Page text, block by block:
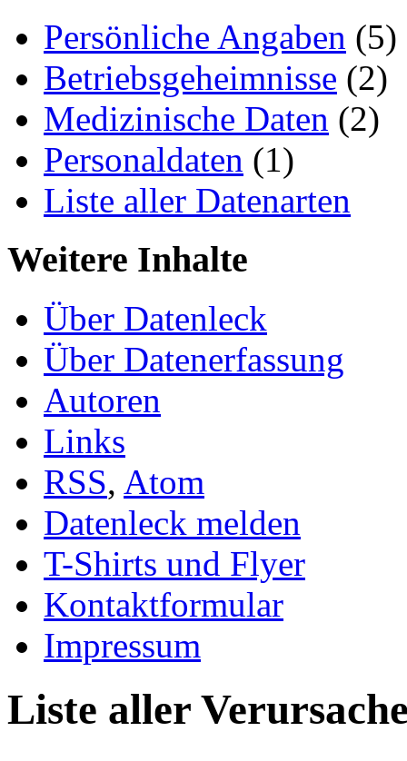
Persönliche Angaben (5)
Betriebsgeheimnisse (2)
Medizinische Daten (2)
Personaldaten (1)
Liste aller Datenarten
Weitere Inhalte
Über Datenleck
Über Datenerfassung
Autoren
Links
RSS, Atom
Datenleck melden
T-Shirts und Flyer
Kontaktformular
Impressum
Liste aller